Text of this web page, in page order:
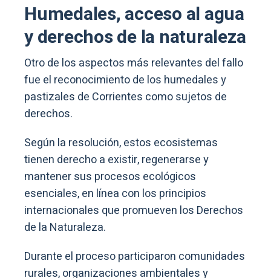
Humedales, acceso al agua
y derechos de la naturaleza
Otro de los aspectos más relevantes del fallo
fue el reconocimiento de los humedales y
pastizales de Corrientes como sujetos de
derechos.
Según la resolución, estos ecosistemas
tienen derecho a existir, regenerarse y
mantener sus procesos ecológicos
esenciales, en línea con los principios
internacionales que promueven los Derechos
de la Naturaleza.
Durante el proceso participaron comunidades
rurales, organizaciones ambientales y